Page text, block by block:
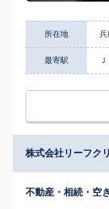
所在地 兵
最寄駅
株式会社リーフク
不動産・相続・空